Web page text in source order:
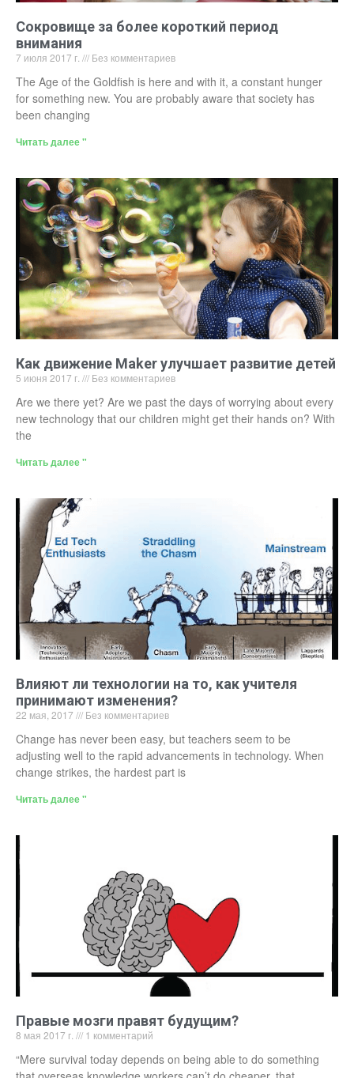
Сокровище за более короткий период
внимания
7 июля 2017 г. Без комментариев
The Age of the Goldfish is here and with it, a constant hunger
for something new. You are probably aware that society has
been changing
Читать далее "
Как движение Maker улучшает развитие детей
5 июня 2017 г. Без комментариев
Are we there yet? Are we past the days of worrying about every
new technology that our children might get their hands on? With
the
Читать далее "
Влияют ли технологии на то, как учителя
принимают изменения?
22 мая, 2017 Без комментариев
Change has never been easy, but teachers seem to be
adjusting well to the rapid advancements in technology. When
change strikes, the hardest part is
Читать далее "
Правые мозги правят будущим?
8 мая 2017 г. 1 комментарий
“Mere survival today depends on being able to do something